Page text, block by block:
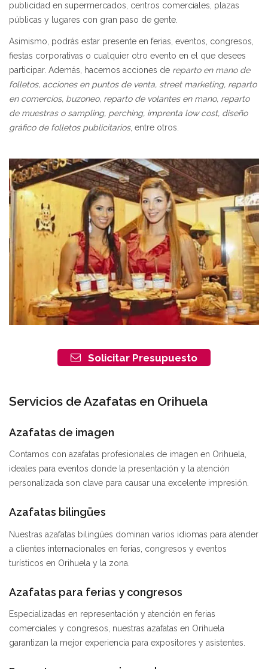
publicidad en supermercados, centros comerciales, plazas
públicas y lugares con gran paso de gente.
Asimismo, podrás estar presente en ferias, eventos, congresos,
fiestas corporativas o cualquier otro evento en el que desees
participar. Además, hacemos acciones de reparto en mano de
folletos, acciones en puntos de venta, street marketing, reparto
en comercios, buzoneo, reparto de volantes en mano, reparto
de muestras o sampling, perching, imprenta low cost, diseño
gráfico de folletos publicitarios, entre otros.
Solicitar Presupuesto
Servicios de Azafatas en Orihuela
Azafatas de imagen
Contamos con azafatas profesionales de imagen en Orihuela,
ideales para eventos donde la presentación y la atención
personalizada son clave para causar una excelente impresión.
Azafatas bilingües
Nuestras azafatas bilingües dominan varios idiomas para atender
a clientes internacionales en ferias, congresos y eventos
turísticos en Orihuela y la zona.
Azafatas para ferias y congresos
Especializadas en representación y atención en ferias
comerciales y congresos, nuestras azafatas en Orihuela
garantizan la mejor experiencia para expositores y asistentes.